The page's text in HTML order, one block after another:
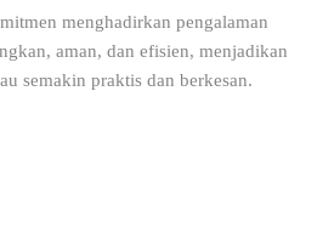
menghadirkan pengalaman
aman, dan efisien, menjadikan
semakin praktis dan berkesan.